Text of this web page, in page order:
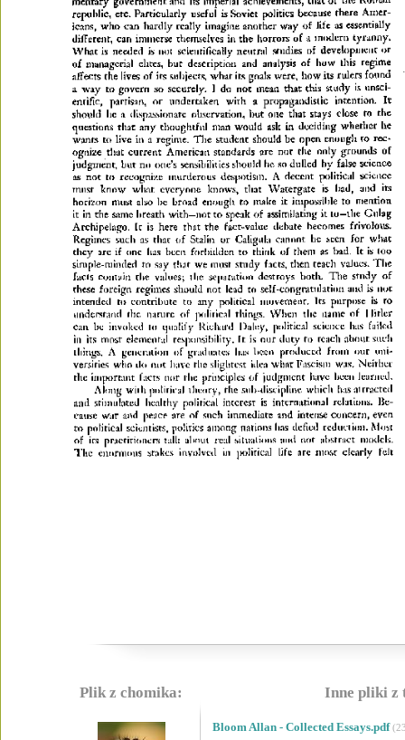
Plik z chomika: Inne pliki z
Bloom Allan - Collected Essays.pdf